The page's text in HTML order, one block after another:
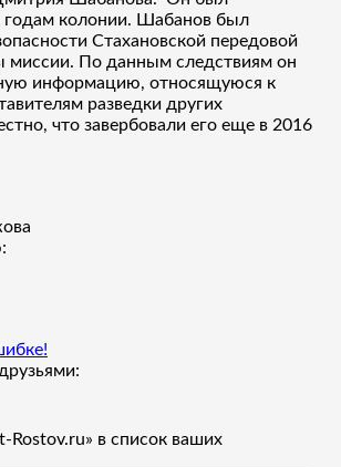
годам колонии. Шабанов был
Стахановской передовой
миссии. По данным следствиям он
информацию, относящуюся к
разведки других
что завербовали его еще в 2016
Rostov.ru» в список ваших